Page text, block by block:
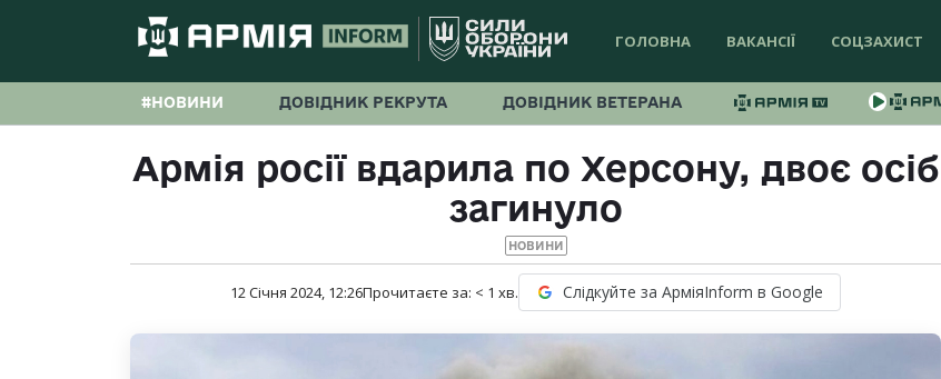
ГОЛОВНА ВАКАНСІЇ СОЦЗАХИСТ
#НОВИНИ ДОВІДНИК РЕКРУТА ДОВІДНИК ВЕТЕРАНА
Армія росії вдарила по Херсону, двоє осіб
загинуло
НОВИНИ
12 Січня 2024, 12:26Прочитаєте за: < 1 хв. Слідкуйте за АрміяInform в Google